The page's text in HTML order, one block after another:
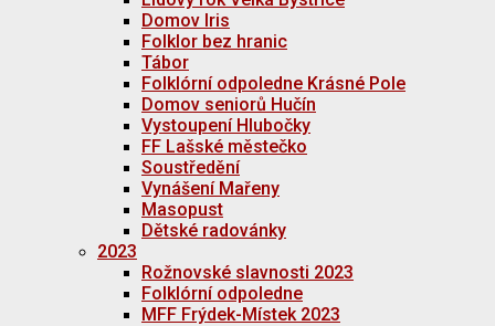
Domov Iris
Folklor bez hranic
Tábor
Folklórní odpoledne Krásné Pole
Domov seniorů Hučín
Vystoupení Hlubočky
FF Lašské městečko
Soustředění
Vynášení Mařeny
Masopust
Dětské radovánky
2023
Rožnovské slavnosti 2023
Folklórní odpoledne
MFF Frýdek-Místek 2023